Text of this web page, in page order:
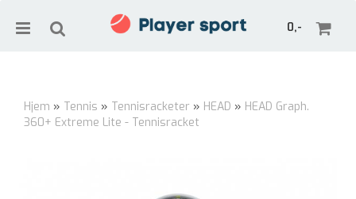
0,-
Hjem » Tennis » Tennisracketer » HEAD » HEAD Graph.
360+ Extreme Lite - Tennisracket